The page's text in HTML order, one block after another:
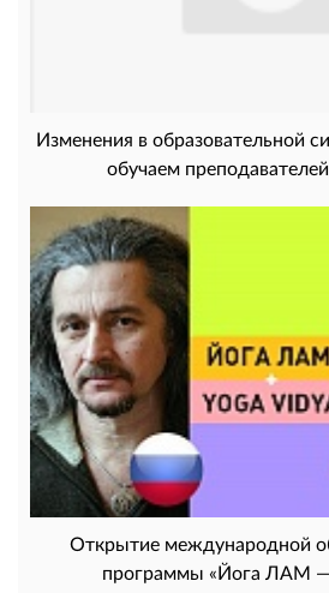
Изменения в образовательной
обучаем
Открытие международной
программы «Йога ЛАМ —